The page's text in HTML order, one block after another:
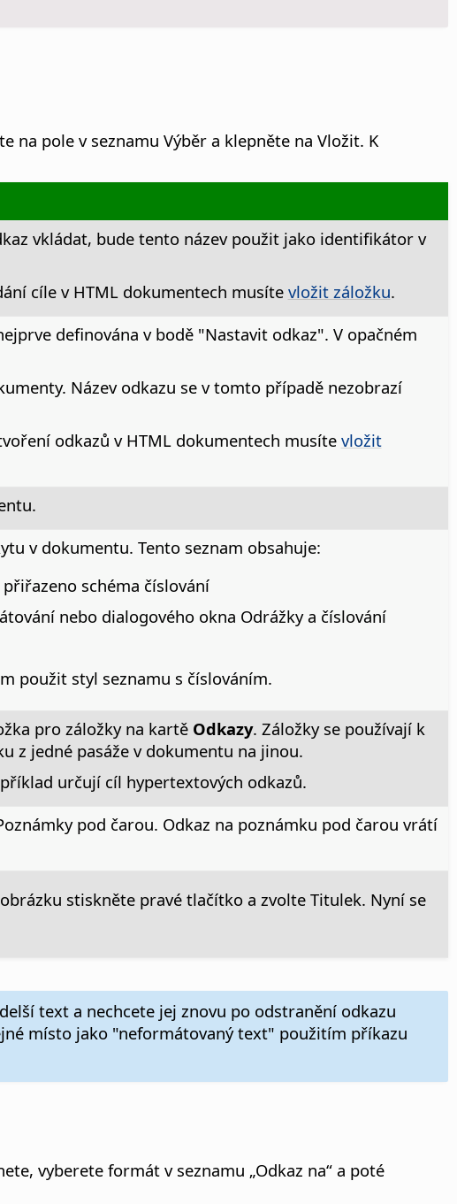
pole v seznamu Výběr a klepněte na Vložit. K
vkládat, bude tento název použit jako identifikátor v
cíle v HTML dokumentech musíte vložit záložku.
definována v bodě "Nastavit odkaz". V opačném
Název odkazu se v tomto případě nezobrazí
odkazů v HTML dokumentech musíte vložit
v dokumentu. Tento seznam obsahuje:
schéma číslování
nebo dialogového okna Odrážky a číslování
použit styl seznamu s číslováním.
pro záložky na kartě Odkazy. Záložky se používají k
z jedné pasáže v dokumentu na jinou.
určují cíl hypertextových odkazů.
pod čarou. Odkaz na poznámku pod čarou vrátí
stiskněte pravé tlačítko a zvolte Titulek. Nyní se
text a nechcete jej znovu po odstranění odkazu
místo jako "neformátovaný text" použitím příkazu
vyberete formát v seznamu „Odkaz na“ a poté